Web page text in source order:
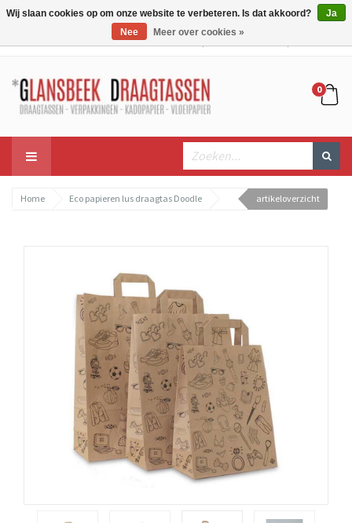
0
Home Eco papieren lus draagtas Doodle artikeloverzicht
Wij slaan cookies op om onze website te verbeteren. Is dat akkoord?
Ja
Nee
Meer over cookies »